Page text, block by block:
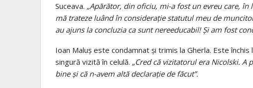
Suceava. „Apărător, din oficiu, mi-a fost un evreu care, în
mă trateze luând în considerație statutul meu de
au ajuns la concluzia ca sunt nereeducabil! Și am fost
Ioan Maluș este condamnat și trimis la Gherla. Este
singură vizită în celulă. „Cred că vizitatorul era Nicolski.
bine și că n-avem altă declarație de făcut”.